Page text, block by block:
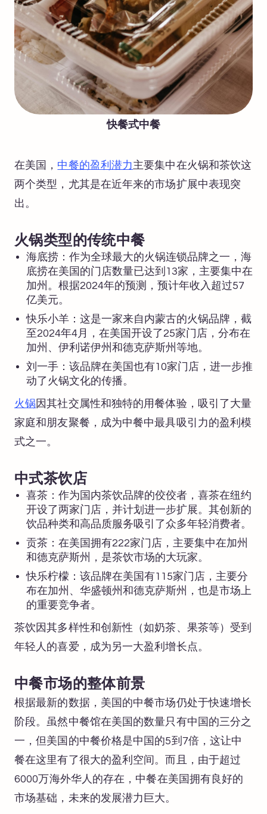
快餐式中餐
在美国， 中餐的盈利潜力主要集中在火锅和茶饮这
两个类型，尤其是在近年来的市场扩展中表现突
出。
火锅类型的传统中餐
海底捞：作为全球最大的火锅连锁品牌之一，海
底捞在美国的门店数量已达到13家，主要集中在
加州。根据2024年的预测，预计年收入超过57
亿美元。
快乐小羊：这是一家来自内蒙古的火锅品牌，截
至2024年4月，在美国开设了25家门店，分布在
加州、伊利诺伊州和德克萨斯州等地。
刘一手：该品牌在美国也有10家门店，进一步推
动了火锅文化的传播。
火锅 因其社交属性和独特的用餐体验，吸引了大量
家庭和朋友聚餐，成为中餐中最具吸引力的盈利模
式之一。
中式茶饮店
喜茶：作为国内茶饮品牌的佼佼者，喜茶在纽约
开设了两家门店，并计划进一步扩展。其创新的
饮品种类和高品质服务吸引了众多年轻消费者。
贡茶：在美国拥有222家门店，主要集中在加州
和德克萨斯州，是茶饮市场的大玩家。
快乐柠檬：该品牌在美国有115家门店，主要分
布在加州、华盛顿州和德克萨斯州，也是市场上
的重要竞争者。
茶饮因其多样性和创新性（如奶茶、果茶等）受到
年轻人的喜爱，成为另一大盈利增长点。
中餐市场的整体前景
根据最新的数据，美国的中餐市场仍处于快速增长
阶段。虽然中餐馆在美国的数量只有中国的三分之
一，但美国的中餐价格是中国的5到7倍，这让中
餐在这里有了很大的盈利空间。而且，由于超过
6000万海外华人的存在，中餐在美国拥有良好的
市场基础，未来的发展潜力巨大。